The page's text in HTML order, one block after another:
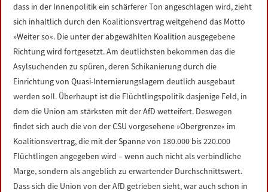
dass in der Innenpolitik ein schärferer Ton angeschlagen wird, zieht
sich inhaltlich durch den Koalitionsvertrag weitgehend das Motto
»Weiter so«. Die unter der abgewählten Koalition ausgegebene
Richtung wird fortgesetzt. Am deutlichsten bekommen das die
Asylsuchenden zu spüren, deren Schikanierung durch die
Einrichtung von Quasi-Internierungslagern deutlich ausgebaut
werden soll. Überhaupt ist die Flüchtlingspolitik dasjenige Feld, in
dem die Union am stärksten mit der AfD wetteifert. Deswegen
findet sich auch die von der CSU vorgesehene »Obergrenze« im
Koalitionsvertrag, die mit der Spanne von 180.000 bis 220.000
Flüchtlingen angegeben wird – wenn auch nicht als verbindliche
Marge, sondern als angeblich zu erwartender Durchschnittswert.
Dass sich die Union von der AfD getrieben sieht, war auch schon in